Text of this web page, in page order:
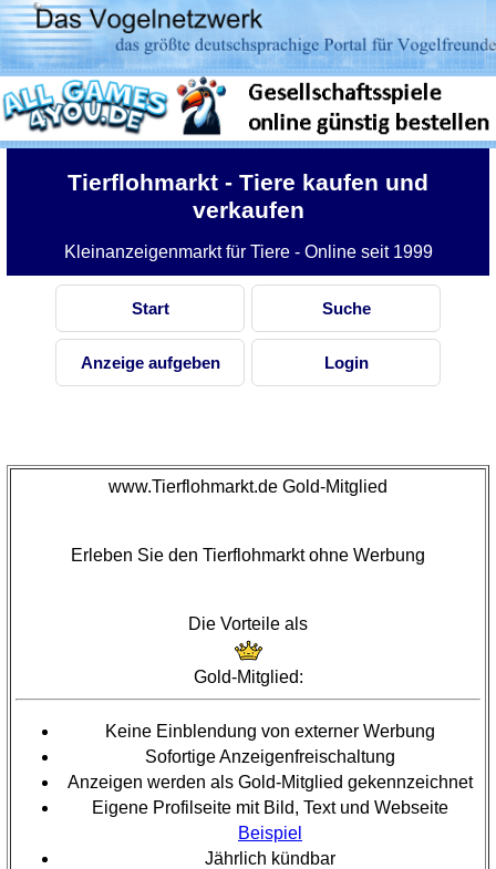
Tierflohmarkt - Tiere kaufen und
verkaufen
Kleinanzeigenmarkt für Tiere - Online seit 1999
Start Suche
Anzeige aufgeben Login
www.Tierflohmarkt.de Gold-Mitglied
Erleben Sie den Tierflohmarkt ohne Werbung
Die Vorteile als
Gold-Mitglied:
Keine Einblendung von externer Werbung
Sofortige Anzeigenfreischaltung
Anzeigen werden als Gold-Mitglied gekennzeichnet
Eigene Profilseite mit Bild, Text und Webseite
Beispiel
Jährlich kündbar